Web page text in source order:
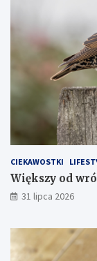
CIEKAWOSTKI
Większy od
31 lipca 2026